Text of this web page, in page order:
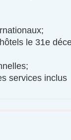
le 31e
services